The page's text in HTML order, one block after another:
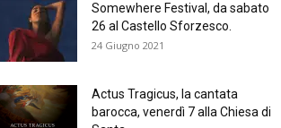
Somewhere Festival, da sabato
26 al Castello Sforzesco.
24 Giugno 2021
Actus Tragicus, la cantata
barocca, venerdì 7 alla Chiesa di